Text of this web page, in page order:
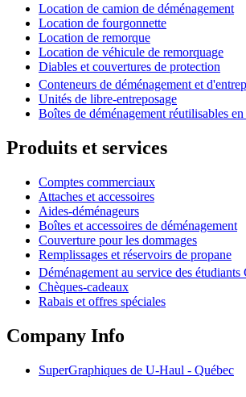
Location de camion de déménagement
Location de fourgonnette
Location de remorque
Location de véhicule de remorquage
Diables et couvertures de protection
Conteneurs de déménagement et
Unités de libre-entreposage
Boîtes de déménagement réutilisables
Produits et services
Comptes commerciaux
Attaches et accessoires
Aides-déménageurs
Boîtes et accessoires de déménagement
Couverture pour les dommages
Remplissages et réservoirs de propane
Déménagement au service des étudiants
Chèques-cadeaux
Rabais et offres spéciales
Company Info
SuperGraphiques de U-Haul - Québec